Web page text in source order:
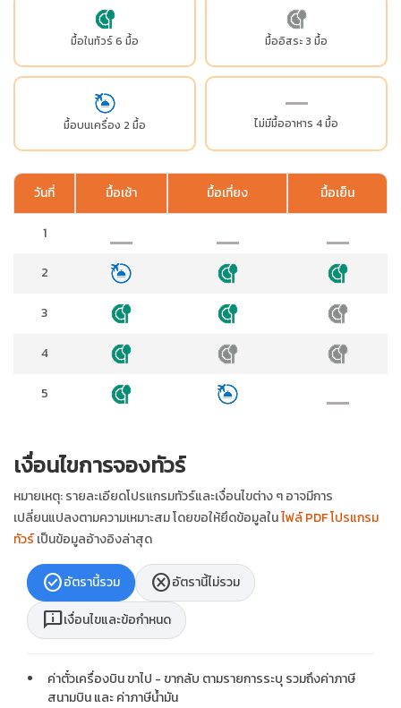
มื้อในทัวร์ 6 มื้อ มื้ออิสระ 3 มื้อ
มื้อบนเครื่อง 2 มื้อ ไม่มีมื้ออาหาร 4 มื้อ
วันที่ มื้อเช้า มื้อเที่ยง มื้อเย็น
1
2
3
4
5
เงื่อนไขการจองทัวร์
หมายเหตุ: รายละเอียดโปรแกรมทัวร์และเงื่อนไขต่าง ๆ อาจมีการ
เปลี่ยนแปลงตามความเหมาะสม โดยขอให้ยึดข้อมูลในไฟล์ PDF โปรแกรม
ทัวร์เป็นข้อมูลอ้างอิงล่าสุด
check_circleอัตรานี้รวม cancelอัตรานี้ไม่รวม
chat_infoเงื่อนไขและข้อกำหนด
ค่าตั๋วเครื่องบิน ขาไป - ขากลับ ตามรายการระบุ รวมถึงค่าภาษี
สนามบิน และ ค่าภาษีน้ำมัน